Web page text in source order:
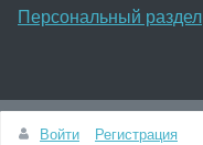
Персональный раздел
Войти Регистрация